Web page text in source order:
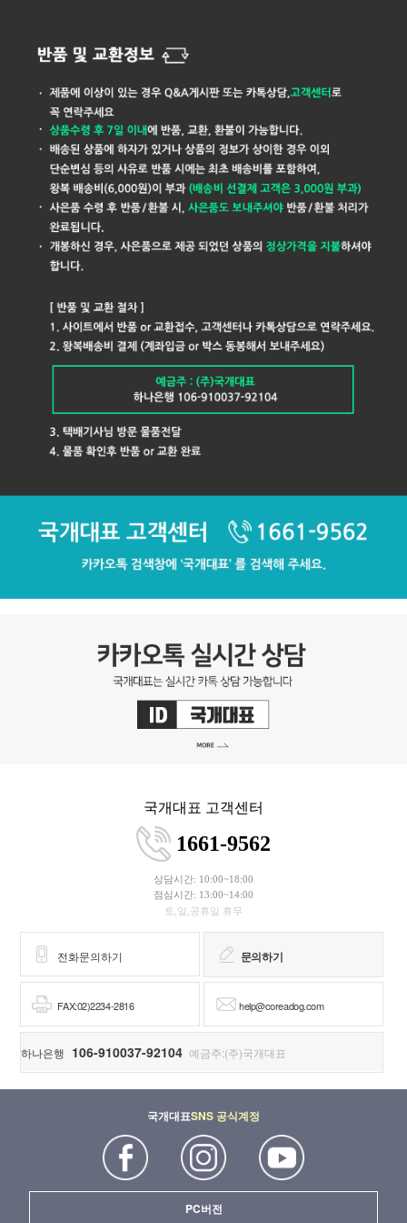
국개대표 고객센터
1661-9562
상담시간: 10:00~18:00
점심시간: 13:00~14:00
토,일,공휴일 휴무
전화문의하기 문의하기
FAX:02)2234-2816 help@coreadog.com
하나은행 106-910037-92104 예금주:(주)국개대표
국개대표SNS 공식계정
PC버전